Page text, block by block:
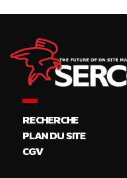
RECHERCHE
PLAN DU SITE
CGV